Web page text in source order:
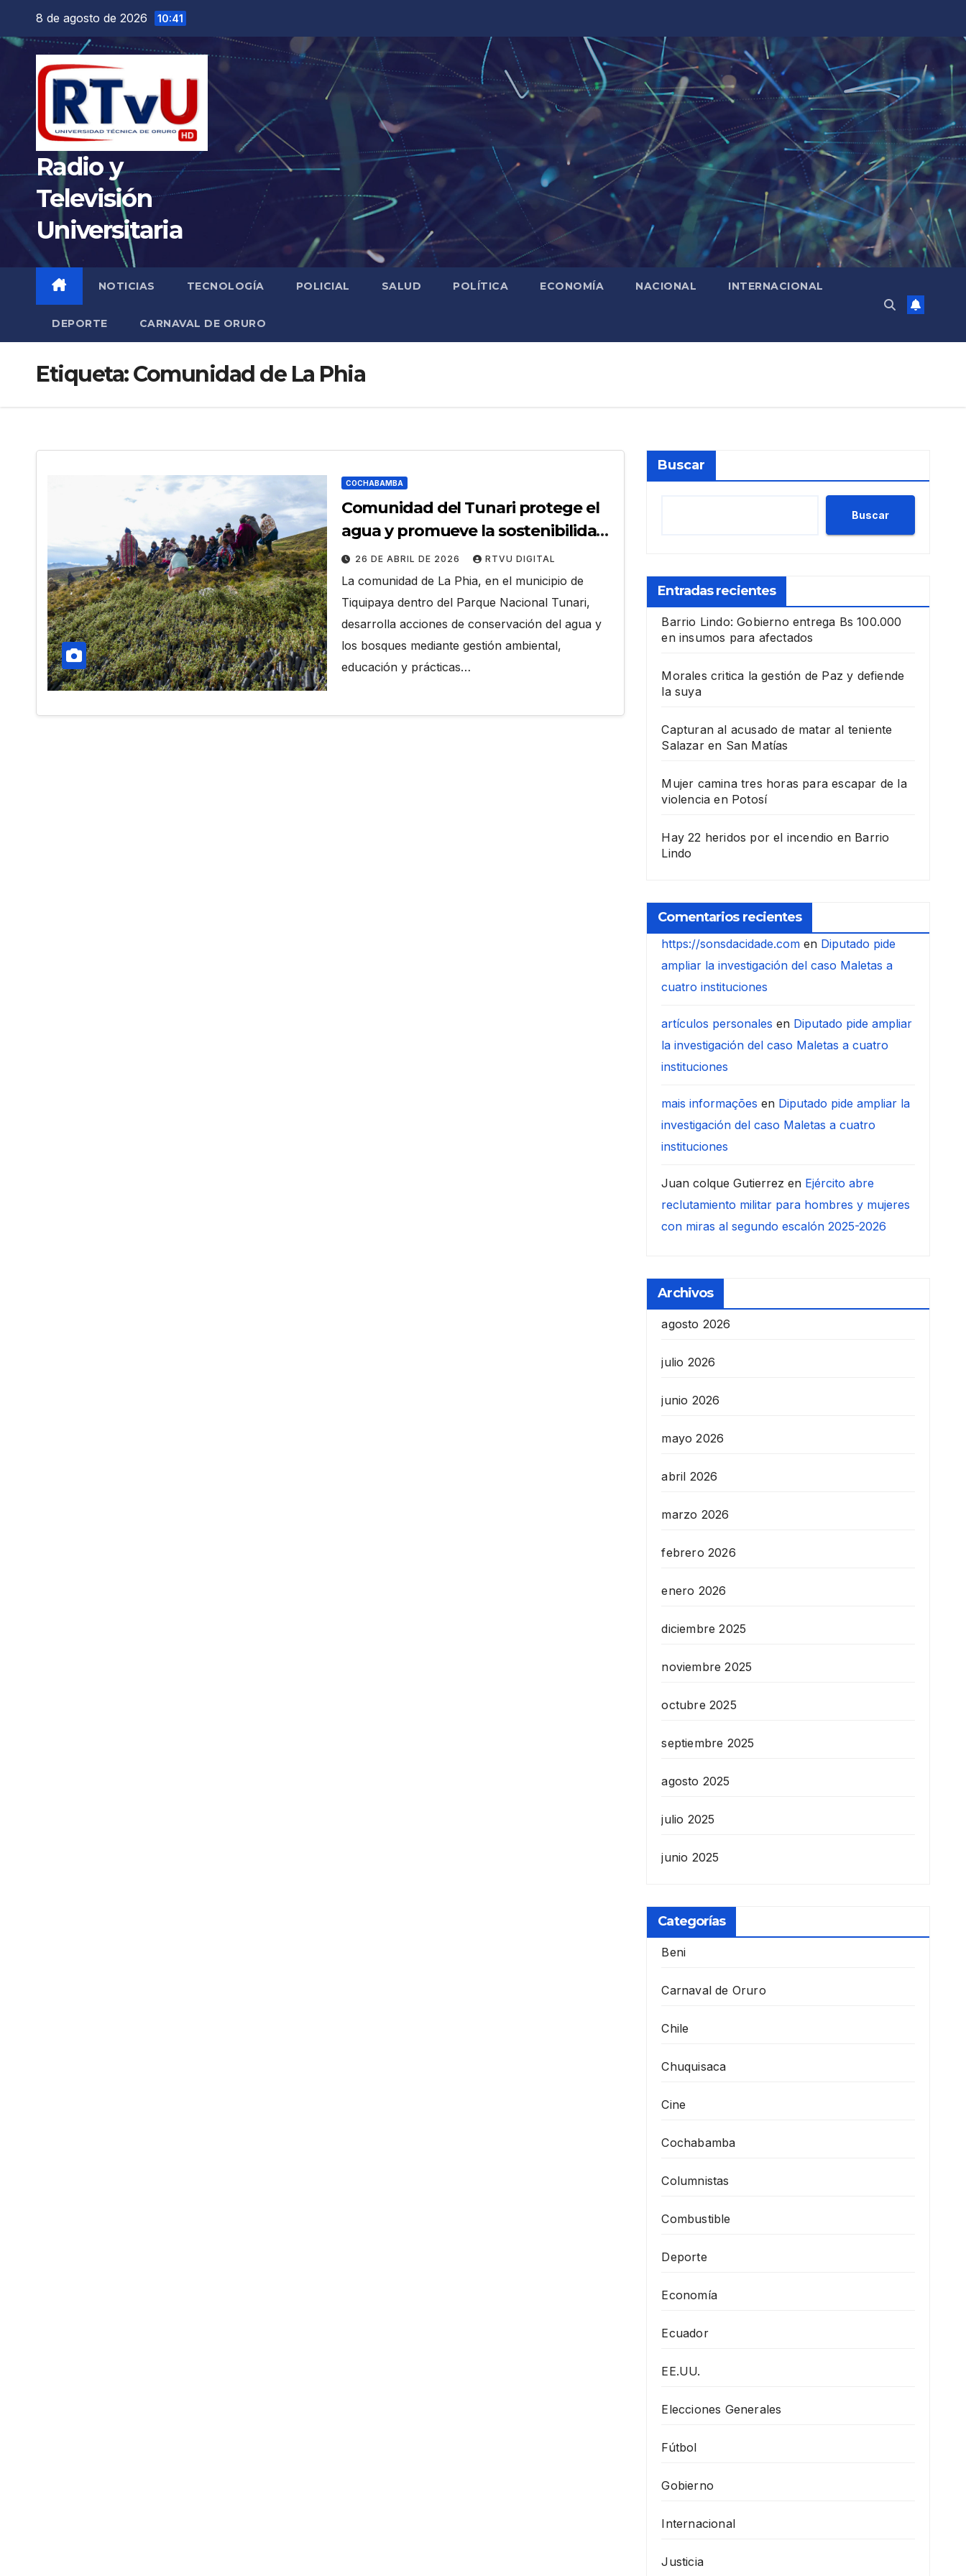
contenido
8 de agosto de 2026 10:41
Radio y
Televisión
Universitaria
NOTICIAS TECNOLOGÍA POLICIAL SALUD POLÍTICA ECONOMÍA NACIONAL INTERNACIONAL
DEPORTE CARNAVAL DE ORURO
Etiqueta:Comunidad de La Phia
COCHABAMBA
Comunidad del Tunari protege el
agua y promueve la sostenibilidad
en Cochabamba
26 DE ABRIL DE 2026 RTVU DIGITAL
La comunidad de La Phia, en el municipio de
Tiquipaya dentro del Parque Nacional Tunari,
desarrolla acciones de conservación del agua y
los bosques mediante gestión ambiental,
educación y prácticas…
Buscar
Buscar
Entradas recientes
Barrio Lindo: Gobierno entrega Bs 100.000
en insumos para afectados
Morales critica la gestión de Paz y defiende
la suya
Capturan al acusado de matar al teniente
Salazar en San Matías
Mujer camina tres horas para escapar de la
violencia en Potosí
Hay 22 heridos por el incendio en Barrio
Lindo
Comentarios recientes
https://sonsdacidade.com en Diputado pide
ampliar la investigación del caso Maletas a
cuatro instituciones
artículos personales en Diputado pide ampliar
la investigación del caso Maletas a cuatro
instituciones
mais informações en Diputado pide ampliar la
investigación del caso Maletas a cuatro
instituciones
Juan colque Gutierrez en Ejército abre
reclutamiento militar para hombres y mujeres
con miras al segundo escalón 2025-2026
Archivos
agosto 2026
julio 2026
junio 2026
mayo 2026
abril 2026
marzo 2026
febrero 2026
enero 2026
diciembre 2025
noviembre 2025
octubre 2025
septiembre 2025
agosto 2025
julio 2025
junio 2025
Categorías
Beni
Carnaval de Oruro
Chile
Chuquisaca
Cine
Cochabamba
Columnistas
Combustible
Deporte
Economía
Ecuador
EE.UU.
Elecciones Generales
Fútbol
Gobierno
Internacional
Justicia